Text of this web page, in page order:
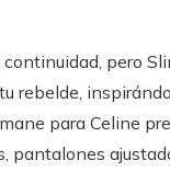
pero
rebelde,
para Celine
pantalones